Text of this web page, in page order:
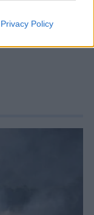
Privacy Policy